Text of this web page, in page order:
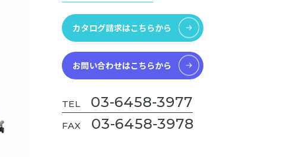
カタログ請求はこちらから
お問い合わせはこちらから
TEL 03-6458-3977
FAX 03-6458-3978